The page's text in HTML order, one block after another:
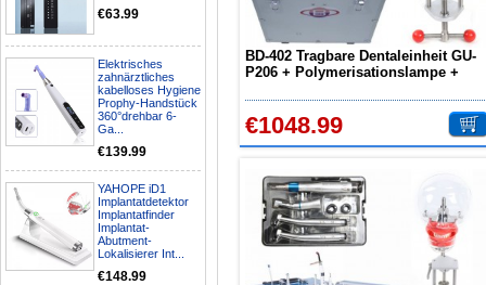
€63.99
Elektrisches
zahnärztliches
kabelloses Hygiene
Prophy-Handstück
360°drehbar 6-
Ga...
€139.99
YAHOPE iD1
Implantatdetektor
Implantatfinder
Implantat-
Abutment-
Lokalisierer Int...
€148.99
Welche Zahnbleaching-
Methoden gibt es?
Hand- und Winkelstücken zu
beachten?
Wie können erhöhte
Koloniezahlen im Wasser
dauerhaft reduziert werden?
Was ist beim Kauf eines
zahnarzt Ultraschallgerätes zu
beachten?
Zahnaufhellung FAQ
Was ist Medical Dental
Tourismus und wie es Ihnen
helfen kann
BD-402 Tragbare Dentaleinheit GU-
P206 + Polymerisationslampe +
Phantomkopf
€1048.99